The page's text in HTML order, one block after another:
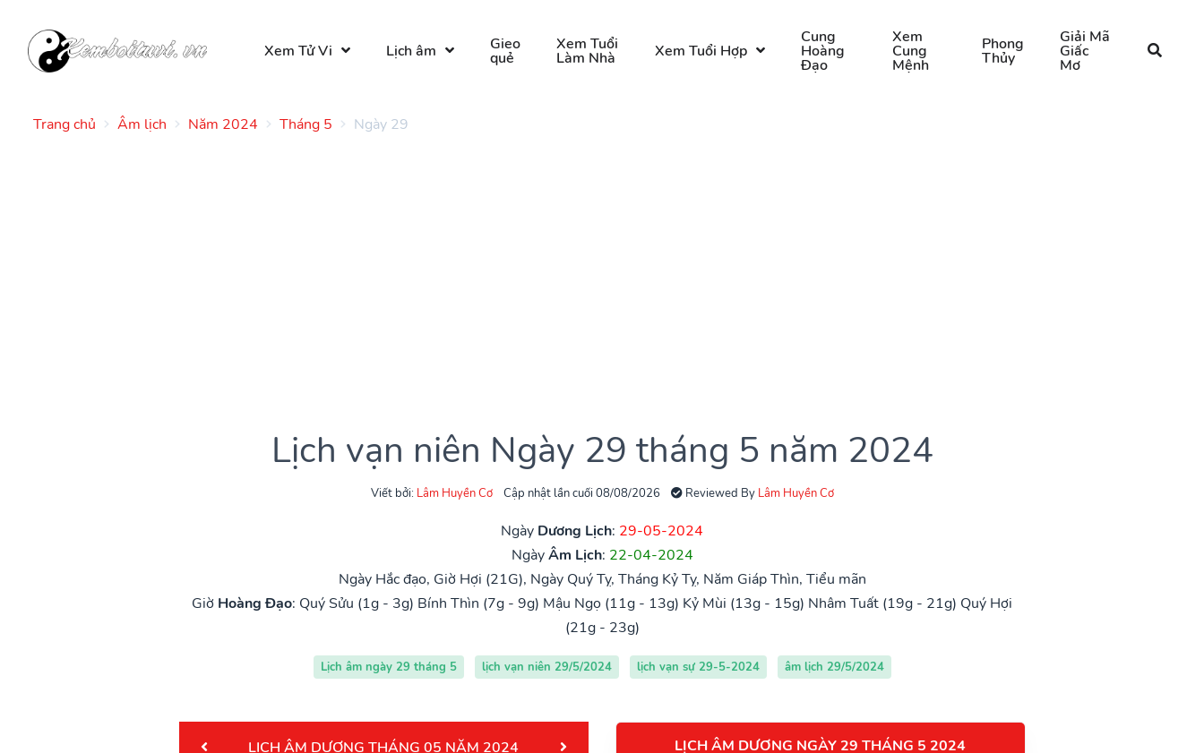
Xem Tử Vi Lịch âm Gieo
quẻ
Xem Tuổi
Làm Nhà Xem Tuổi Hợp
Cung
Hoàng
Đạo
Xem
Cung
Mệnh
Phong
Thủy
Giải Mã
Giấc
Mơ
Trang chủ Âm lịch Năm 2024 Tháng 5 Ngày 29
Lịch vạn niên Ngày 29 tháng 5 năm 2024
Viết bởi: Lâm Huyền Cơ Cập nhật lần cuối 08/08/2026 Reviewed By Lâm Huyền Cơ
Ngày Dương Lịch: 29-05-2024
NgàyÂm Lịch: 22-04-2024
Ngày Hắc đạo, Giờ Hợi (21G), Ngày Quý Tỵ, Tháng Kỷ Tỵ, Năm Giáp Thìn, Tiểu mãn
Giờ Hoàng Đạo: Quý Sửu (1g - 3g) Bính Thìn (7g - 9g) Mậu Ngọ (11g - 13g) Kỷ Mùi (13g - 15g) Nhâm Tuất (19g - 21g) Quý Hợi
(21g - 23g)
Lịch âm ngày 29 tháng 5 lịch vạn niên 29/5/2024 lịch vạn sự 29-5-2024 âm lịch 29/5/2024
LỊCH ÂM DƯƠNG THÁNG 05 NĂM 2024 LỊCH ÂM DƯƠNG NGÀY 29 THÁNG 5 2024